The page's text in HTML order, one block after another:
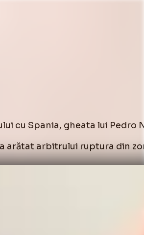
cu Spania, gheata lui
arătat arbitrului ruptura din